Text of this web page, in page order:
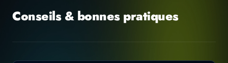
Conseils & bonnes pratiques